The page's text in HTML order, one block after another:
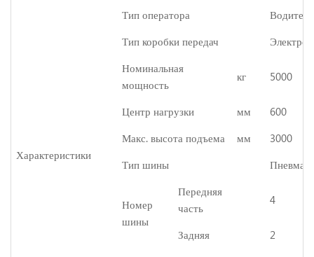
Характеристики
Тип оператора
Тип коробки передач
Номинальная
мощность
кг 5000
Центр нагрузки мм
600
Макс. высота подъема
мм
3000
Тип шины
Номер
шины
Передняя
часть
4
Задняя
2